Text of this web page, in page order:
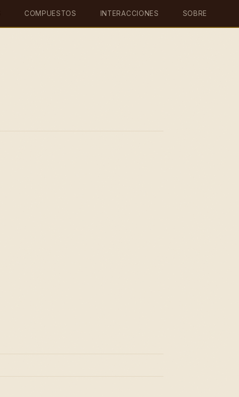
COMPUESTOS INTERACCIONES SOBRE